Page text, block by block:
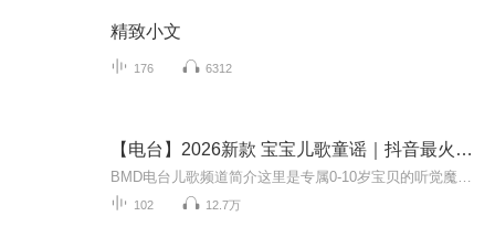
精致小文
176 6312
【电台】2026新款 宝宝儿歌童谣｜抖音最火热歌榜
102 12.7万